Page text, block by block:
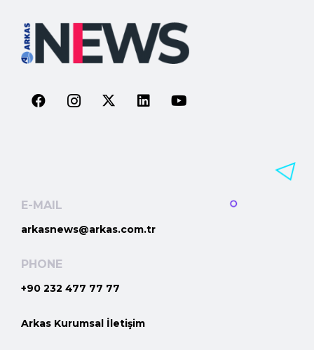
E-MAIL
arkasnews@arkas.com.tr
PHONE
+90 232 477 77 77
Arkas Kurumsal İletişim